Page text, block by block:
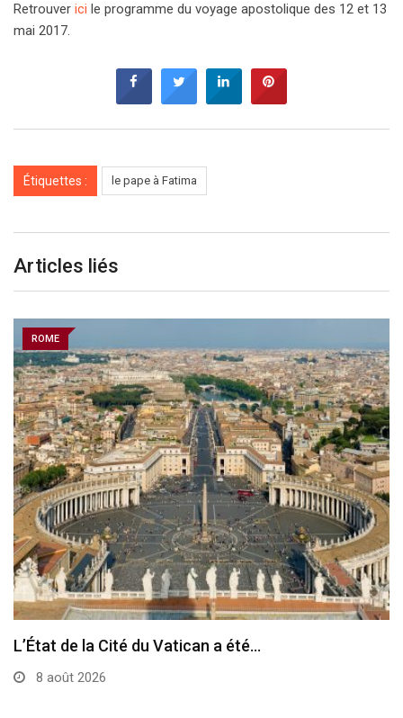
Retrouver ici le programme du voyage apostolique des 12 et 13
mai 2017.
Étiquettes : le pape à Fatima
Articles liés
ROME
Le pape a célébré à Assise la messe…
7 août 2026